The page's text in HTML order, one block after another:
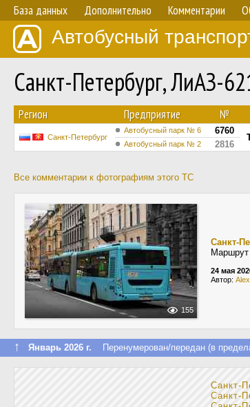
База данных Дополнительно Комментарии
Автобусный
Санкт-Петербург, ЛиАЗ-
Регион Предприятие №
Санкт-Петербург
Автобусный парк № 6 6760
Автобусный парк № 2 2816
Все комментарии к фотографиям этого ТС
155
Санкт-
Маршрут
24 мая
Автор:
↑ Январь 2026 г. Перенумерован/передан (в
Санкт-
Санкт-